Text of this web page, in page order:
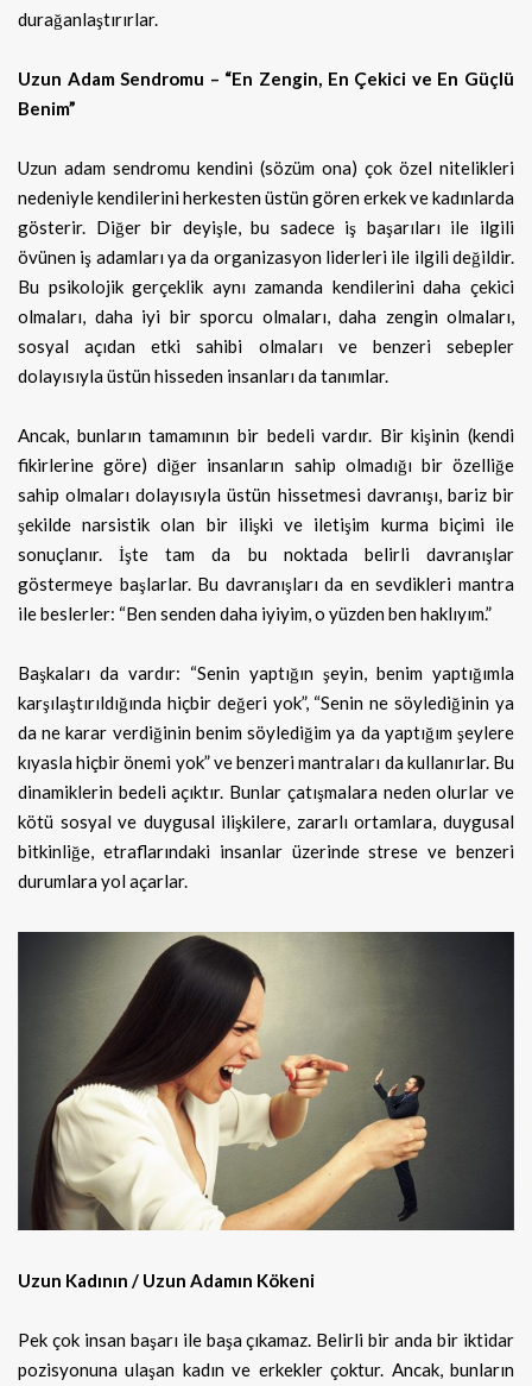
durağanlaştırırlar.
Uzun Adam Sendromu – “En Zengin, En Çekici ve En Güçlü
Benim”
Uzun adam sendromu kendini (sözüm ona) çok özel nitelikleri
nedeniyle kendilerini herkesten üstün gören erkek ve kadınlarda
gösterir. Diğer bir deyişle, bu sadece iş başarıları ile ilgili
övünen iş adamları ya da organizasyon liderleri ile ilgili değildir.
Bu psikolojik gerçeklik aynı zamanda kendilerini daha çekici
olmaları, daha iyi bir sporcu olmaları, daha zengin olmaları,
sosyal açıdan etki sahibi olmaları ve benzeri sebepler
dolayısıyla üstün hisseden insanları da tanımlar.
Ancak, bunların tamamının bir bedeli vardır. Bir kişinin (kendi
fikirlerine göre) diğer insanların sahip olmadığı bir özelliğe
sahip olmaları dolayısıyla üstün hissetmesi davranışı, bariz bir
şekilde narsistik olan bir ilişki ve iletişim kurma biçimi ile
sonuçlanır. İşte tam da bu noktada belirli davranışlar
göstermeye başlarlar. Bu davranışları da en sevdikleri mantra
ile beslerler: “Ben senden daha iyiyim, o yüzden ben haklıyım.”
Başkaları da vardır: “Senin yaptığın şeyin, benim yaptığımla
karşılaştırıldığında hiçbir değeri yok”, “Senin ne söylediğinin ya
da ne karar verdiğinin benim söylediğim ya da yaptığım şeylere
kıyasla hiçbir önemi yok” ve benzeri mantraları da kullanırlar. Bu
dinamiklerin bedeli açıktır. Bunlar çatışmalara neden olurlar ve
kötü sosyal ve duygusal ilişkilere, zararlı ortamlara, duygusal
bitkinliğe, etraflarındaki insanlar üzerinde strese ve benzeri
durumlara yol açarlar.
Uzun Kadının / Uzun Adamın Kökeni
Pek çok insan başarı ile başa çıkamaz. Belirli bir anda bir iktidar
pozisyonuna ulaşan kadın ve erkekler çoktur. Ancak, bunların